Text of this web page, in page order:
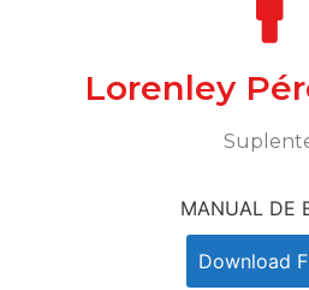
Lorenley
MANUAL DE
Download